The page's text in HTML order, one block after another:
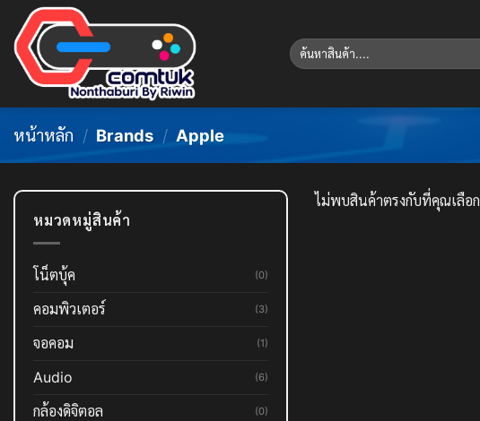
content
ค้นหา:
หน้าหลัก / Brands / Apple
หมวดหมู่สินค้า
โน็ตบุ้ค (0)
คอมพิวเตอร์ (3)
จอคอม (1)
Audio (6)
กล้องดิจิตอล (0)
ไม่พบสินค้าตรงกับที่คุณเลือก